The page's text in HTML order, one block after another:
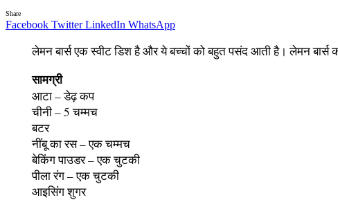
Share
Facebook Twitter LinkedIn WhatsApp
लेमन बार्स एक स्वीट डिश है और ये बच्चों को बहुत पसंद आती है। लेमन
सामग्री
आटा – डेढ़ कप
चीनी – 5 चम्मच
बटर
नींबू का रस – एक चम्मच
बेकिंग पाउडर – एक चुटकी
पीला रंग – एक चुटकी
आइसिंग शुगर